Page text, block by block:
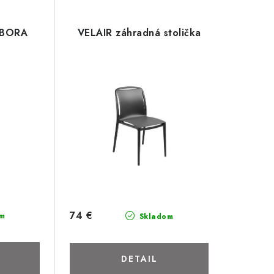
VELAIR záhradná stolička
Skladom
74 €
DETAIL